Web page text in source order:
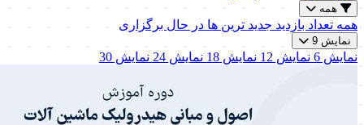
همه
همه تعداد بازدید جدید ترین هادر حال برگزاری
نمایش 9
نمایش 6 نمایش 12 نمایش 18 نمایش 24 نمایش 30